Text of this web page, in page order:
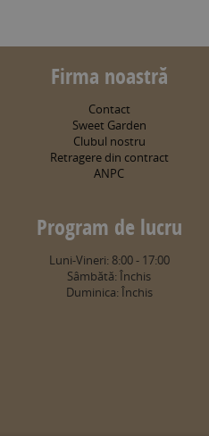
Firma noastră
Contact
Sweet Garden
Clubul nostru
Retragere din contract
ANPC
Program de lucru
Luni-Vineri: 8:00 - 17:00
Sâmbătă: Închis
Duminica: Închis